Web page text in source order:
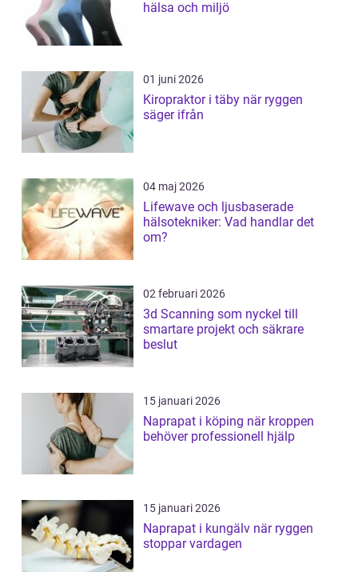
hälsa och miljö
01 juni 2026
Kiropraktor i täby när ryggen
säger ifrån
04 maj 2026
Lifewave och ljusbaserade
hälsotekniker: Vad handlar det
om?
02 februari 2026
3d Scanning som nyckel till
smartare projekt och säkrare
beslut
15 januari 2026
Naprapat i köping när kroppen
behöver professionell hjälp
15 januari 2026
Naprapat i kungälv när ryggen
stoppar vardagen